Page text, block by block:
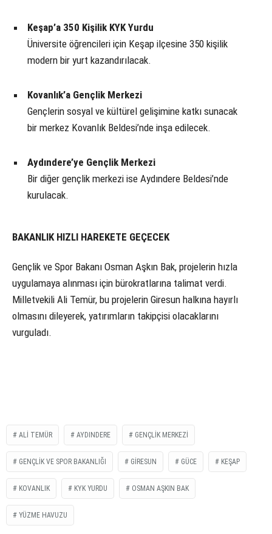
Keşap’a 350 Kişilik KYK Yurdu
Üniversite öğrencileri için Keşap ilçesine 350 kişilik
modern bir yurt kazandırılacak.
Kovanlık’a Gençlik Merkezi
Gençlerin sosyal ve kültürel gelişimine katkı sunacak
bir merkez Kovanlık Beldesi’nde inşa edilecek.
Aydındere’ye Gençlik Merkezi
Bir diğer gençlik merkezi ise Aydındere Beldesi’nde
kurulacak.
BAKANLIK HIZLI HAREKETE GEÇECEK
Gençlik ve Spor Bakanı Osman Aşkın Bak, projelerin hızla
uygulamaya alınması için bürokratlarına talimat verdi.
Milletvekili Ali Temür, bu projelerin Giresun halkına hayırlı
olmasını dileyerek, yatırımların takipçisi olacaklarını
vurguladı.
ALI TEMÜR AYDINDERE GENÇLIK MERKEZI
GENÇLIK VE SPOR BAKANLIĞI GIRESUN GÜCE KEŞAP
KOVANLIK KYK YURDU OSMAN AŞKIN BAK
YÜZME HAVUZU